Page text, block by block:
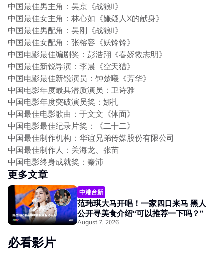
中国最佳男主角：吴京《战狼II》
中国最佳女主角：林心如《嫌疑人X的献身》
中国最佳男配角：吴刚《战狼II》
中国最佳女配角：张榕容《妖铃铃》
中国电影最佳编剧奖：彭浩翔《春娇救志明》
中国最佳新锐导演：李晨《空天猎》
中国电影最佳新锐演员：钟楚曦《芳华》
中国电影年度最具潜质演员：卫诗雅
中国电影年度突破演员奖：娜扎
中国最佳电影歌曲：于文文《体面》
中国电影最佳纪录片奖：《二十二》
中国最佳制作机构：华谊兄弟传媒股份有限公司
中国最佳制作人：关海龙、张苗
中国电影终身成就奖：秦沛
更多文章
中港台新
范玮琪大马开唱！一家四口来马 黑人
公开寻美食介绍“可以推荐一下吗？”
August 7, 2026
必看影片